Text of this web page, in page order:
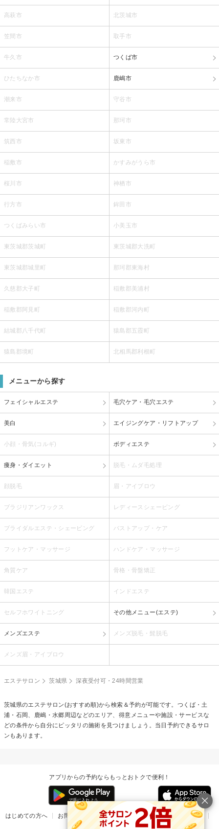
高萩市 北茨城市
笠間市 取手市
牛久市 つくば市
ひたちなか市 鹿嶋市
潮来市 守谷市
常陸大宮市 那珂市
筑西市 坂東市
稲敷市 かすみがうら市
桜川市 神栖市
行方市 鉾田市
つくばみらい市 小美玉市
東茨城郡茨城町 東茨城郡大洗町
東茨城郡城里町 那珂郡東海村
久慈郡大子町 稲敷郡美浦村
稲敷郡阿見町 稲敷郡河内町
結城郡八千代町 猿島郡五霞町
猿島郡境町 北相馬郡利根町
メニューから探す
フェイシャルエステ 毛穴ケア・毛穴エステ
美白 エイジングケア・リフトアップ
小顔・骨気(コルギ) ボディエステ
痩身・ダイエット 脱毛・ムダ毛処理
顔脱毛 眉・アイブロウ
ブラジリアンワックス レディースシェービング
ブライダルエステ・シェービング バストアップ・ケア
フットケア・マッサージ ハンドケア・マッサージ
角質ケア 骨格・骨盤矯正
韓国エステ インドエステ
セルフホワイトニング その他メニュー(エステ)
メンズエステ メンズ脱毛・髭脱毛
メンズ眉・アイブロウ
エステサロン 茨城県 深夜受付可・24時間営業
茨城県のエステサロン(おすすめ順)から検索＆予約が可能です。つくば・土
浦・石岡、鹿嶋・水郷周辺などのエリア、得意メニューや施設・サービスな
どの条件から自分にピッタリの施術を見つけましょう。当日予約できるサロ
ンもあります。
アプリからの予約ならもっとおトクで便利！
はじめての方へ お問い合わせ ヘルプ リリース情報
利用規約
掲載ご希望のサロン様